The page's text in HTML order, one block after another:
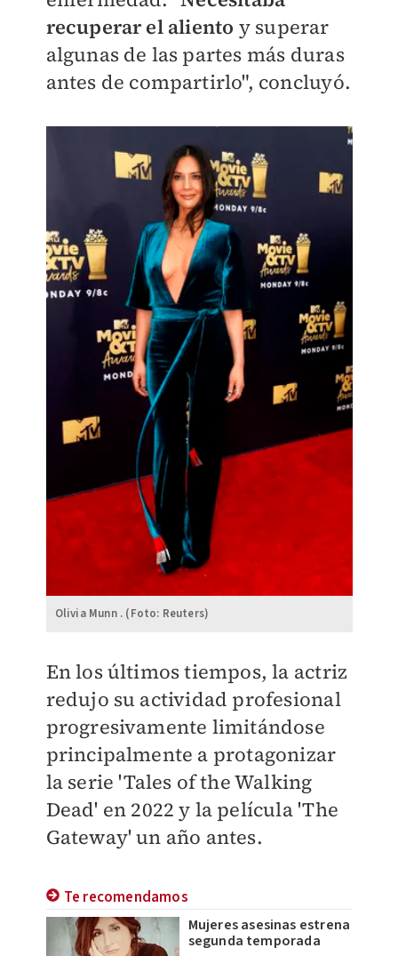
recuperar el aliento y superar
algunas de las partes más duras
antes de compartirlo", concluyó.
Olivia Munn . (Foto: Reuters)
En los últimos tiempos, la actriz
redujo su actividad profesional
progresivamente limitándose
principalmente a protagonizar
la serie 'Tales of the Walking
Dead' en 2022 y la película 'The
Gateway' un año antes.
Te recomendamos
Mujeres asesinas estrena
segunda temporada